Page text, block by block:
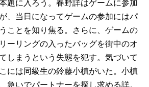
題に入ろう。春野詳はゲームに参加
、当日になってゲームの参加にはパ
ことを知り焦る。さらに、ゲームの
ーリングの入ったバッグを街中のオ
しまうという失態を犯す。気づいて
には同級生の鈴藤小槙がいた。小槙
急いでパートナーを探し求める詳。